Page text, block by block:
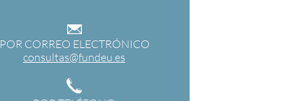
POR CORREO ELECTRÓNICO
consultas@fundeu.es